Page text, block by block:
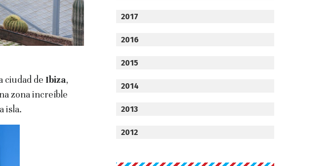
ciudad de Ibiza,
zona increíble
isla.
2017
2016
2015
2014
2013
2012